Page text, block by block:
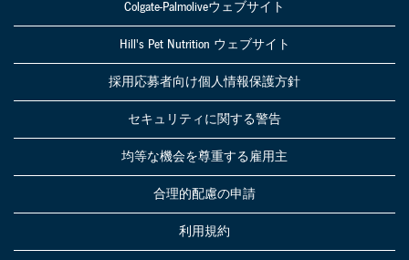
Colgate-Palmoliveウェブサイト
Hill's Pet Nutrition ウェブサイト
採用応募者向け個人情報保護方針
セキュリティに関する警告
均等な機会を尊重する雇用主
合理的配慮の申請
利用規約